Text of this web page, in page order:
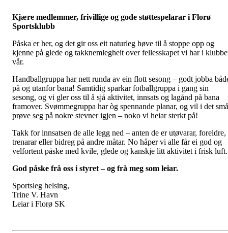
Kjære medlemmer, frivillige og gode støttespelarar i Florø
Sportsklubb
Påska er her, og det gir oss eit naturleg høve til å stoppe opp og
kjenne på glede og takknemlegheit over fellesskapet vi har i
vår.
Handballgruppa har nett runda av ein flott sesong – godt jobba
på og utanfor bana! Samtidig sparkar fotballgruppa i gang sin
sesong, og vi gler oss til å sjå aktivitet, innsats og lagånd på bana
framover. Svømmegruppa har òg spennande planar, og vil i det små
prøve seg på nokre stevner igjen – noko vi heiar sterkt på!
Takk for innsatsen de alle legg ned – anten de er utøvarar, foreldre,
trenarar eller bidreg på andre måtar. No håper vi alle får ei god og
velfortent påske med kvile, glede og kanskje litt aktivitet i frisk luft.
God påske frå oss i styret – og frå meg som leiar.
Sportsleg helsing,
Trine V. Havn
Leiar i Florø SK